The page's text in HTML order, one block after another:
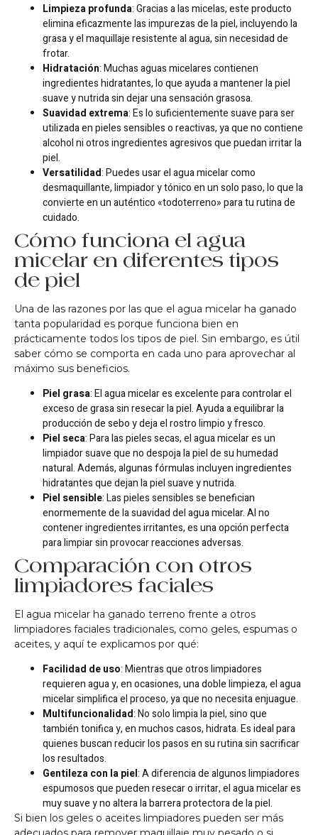
Limpieza profunda: Gracias a las micelas, este producto
elimina eficazmente las impurezas de la piel, incluyendo la
grasa y el maquillaje resistente al agua, sin necesidad de
frotar.
Hidratación: Muchas aguas micelares contienen
ingredientes hidratantes, lo que ayuda a mantener la piel
suave y nutrida sin dejar una sensación grasosa.
Suavidad extrema: Es lo suficientemente suave para ser
utilizada en pieles sensibles o reactivas, ya que no contiene
alcohol ni otros ingredientes agresivos que puedan irritar la
piel.
Versatilidad: Puedes usar el agua micelar como
desmaquillante, limpiador y tónico en un solo paso, lo que la
convierte en un auténtico «todoterreno» para tu rutina de
cuidado.
Cómo funciona el agua
micelar en diferentes tipos
de piel
Una de las razones por las que el agua micelar ha ganado
tanta popularidad es porque funciona bien en
prácticamente todos los tipos de piel. Sin embargo, es útil
saber cómo se comporta en cada uno para aprovechar al
máximo sus beneficios.
Piel grasa: El agua micelar es excelente para controlar el
exceso de grasa sin resecar la piel. Ayuda a equilibrar la
producción de sebo y deja el rostro limpio y fresco.
Piel seca: Para las pieles secas, el agua micelar es un
limpiador suave que no despoja la piel de su humedad
natural. Además, algunas fórmulas incluyen ingredientes
hidratantes que dejan la piel suave y nutrida.
Piel sensible: Las pieles sensibles se benefician
enormemente de la suavidad del agua micelar. Al no
contener ingredientes irritantes, es una opción perfecta
para limpiar sin provocar reacciones adversas.
Comparación con otros
limpiadores faciales
El agua micelar ha ganado terreno frente a otros
limpiadores faciales tradicionales, como geles, espumas o
aceites, y aquí te explicamos por qué:
Facilidad de uso: Mientras que otros limpiadores
requieren agua y, en ocasiones, una doble limpieza, el agua
micelar simplifica el proceso, ya que no necesita enjuague.
Multifuncionalidad: No solo limpia la piel, sino que
también tonifica y, en muchos casos, hidrata. Es ideal para
quienes buscan reducir los pasos en su rutina sin sacrificar
los resultados.
Gentileza con la piel: A diferencia de algunos limpiadores
espumosos que pueden resecar o irritar, el agua micelar es
muy suave y no altera la barrera protectora de la piel.
Si bien los geles o aceites limpiadores pueden ser más